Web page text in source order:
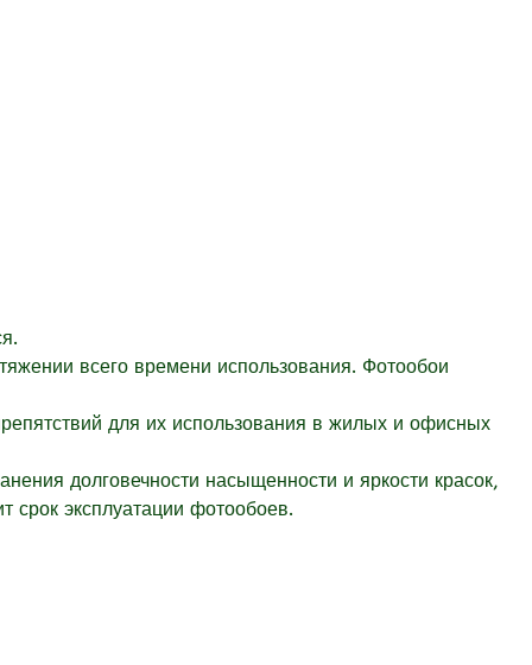
всего времени использования. Фотообои
для их использования в жилых и офисных
долговечности насыщенности и яркости красок,
срок эксплуатации фотообоев.